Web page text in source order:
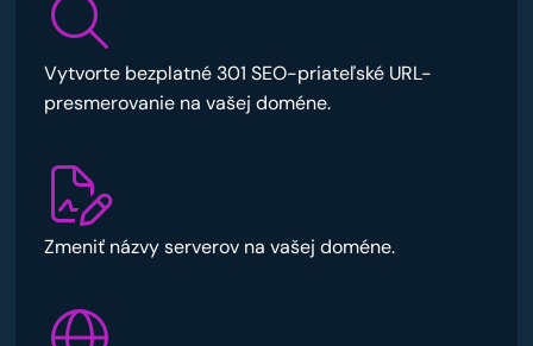
Vytvorte bezplatné 301 SEO-priateľské URL-
presmerovanie na vašej doméne.
Zmeniť názvy serverov na vašej doméne.